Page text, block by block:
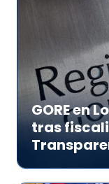
GORE en
tras